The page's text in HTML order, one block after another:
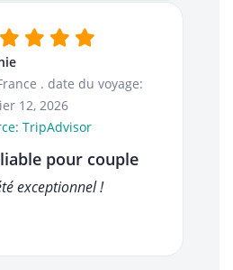
. date du voyage:
12, 2026
TripAdvisor
pour couple
exceptionnel !